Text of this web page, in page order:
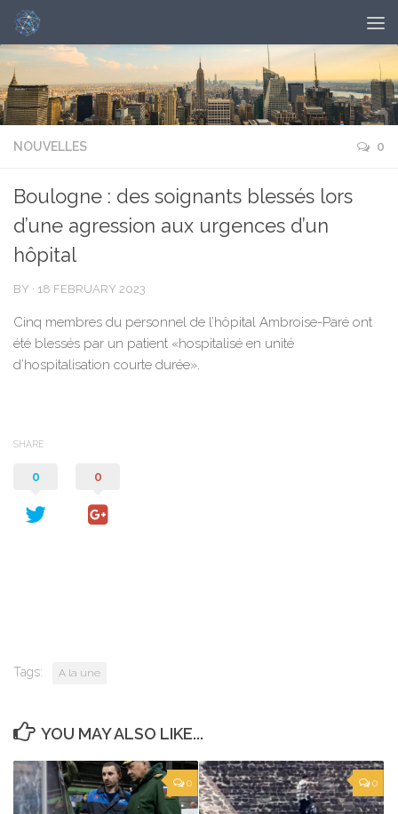
NOUVELLES 0
Boulogne : des soignants blessés lors
d’une agression aux urgences d’un
hôpital
BY · 18 FEBRUARY 2023
Cinq membres du personnel de l’hôpital Ambroise-Paré ont
été blessés par un patient «hospitalisé en unité
d’hospitalisation courte durée».
SHARE
0 0
Tags: A la une
YOU MAY ALSO LIKE...
0 0